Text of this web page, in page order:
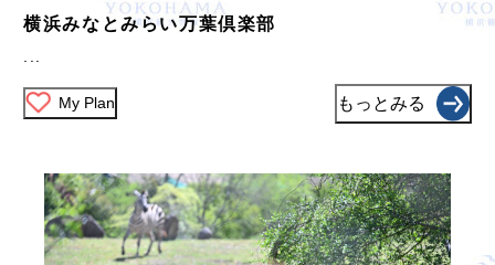
横浜みなとみらい万葉倶楽部
...
My Plan もっとみる